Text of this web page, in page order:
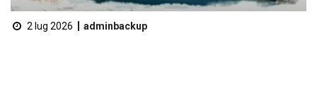
2 lug 2026 adminbackup